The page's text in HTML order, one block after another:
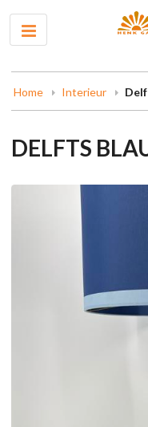
Home Interieur
DELFTS